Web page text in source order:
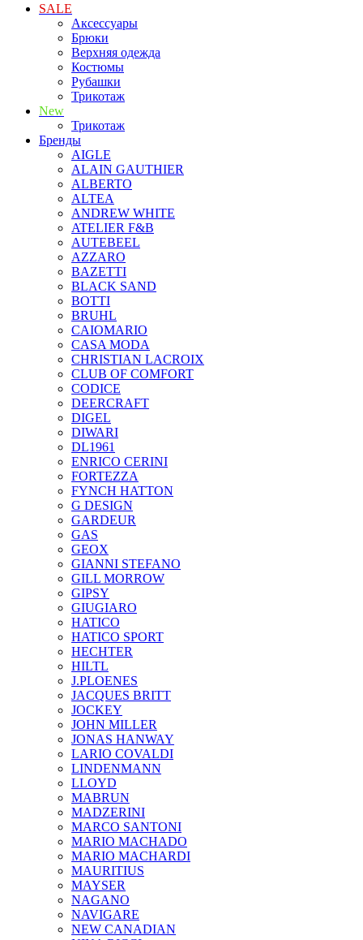
SALE
Аксессуары
Брюки
Верхняя одежда
Костюмы
Рубашки
Трикотаж
New
Трикотаж
Бренды
AIGLE
ALAIN GAUTHIER
ALBERTO
ALTEA
ANDREW WHITE
ATELIER F&B
AUTEBEEL
AZZARO
BAZETTI
BLACK SAND
BOTTI
BRUHL
CAIOMARIO
CASA MODA
CHRISTIAN LACROIX
CLUB OF COMFORT
CODICE
DEERCRAFT
DIGEL
DIWARI
DL1961
ENRICO CERINI
FORTEZZA
FYNCH HATTON
G DESIGN
GARDEUR
GAS
GEOX
GIANNI STEFANO
GILL MORROW
GIPSY
GIUGIARO
HATICO
HATICO SPORT
HECHTER
HILTL
J.PLOENES
JAСQUES BRITT
JOCKEY
JOHN MILLER
JONAS HANWAY
LARIO COVALDI
LINDENMANN
LLOYD
MABRUN
MADZERINI
MARCO SANTONI
MARIO MACHADO
MARIO MACHARDI
MAURITIUS
MAYSER
NAGANO
NAVIGARE
NEW CANADIAN